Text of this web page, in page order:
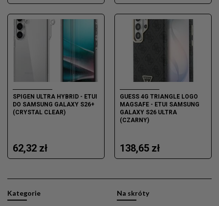
SPIGEN ULTRA HYBRID - ETUI
DO SAMSUNG GALAXY S26+
(CRYSTAL CLEAR)
62,32 zł
GUESS 4G TRIANGLE LOGO
MAGSAFE - ETUI SAMSUNG
GALAXY S26 ULTRA
(CZARNY)
138,65 zł
Kategorie Na skróty